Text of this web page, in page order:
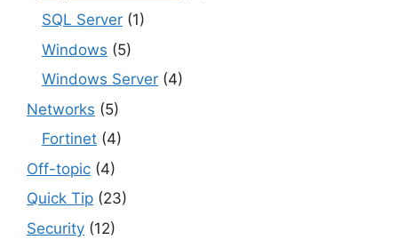
SQL Server (1)
Windows (5)
Windows Server (4)
Networks (5)
Fortinet (4)
Off-topic (4)
Quick Tip (23)
Security (12)